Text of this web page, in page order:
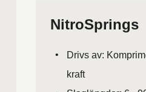
NitroSprings
Drivs av:
kraft